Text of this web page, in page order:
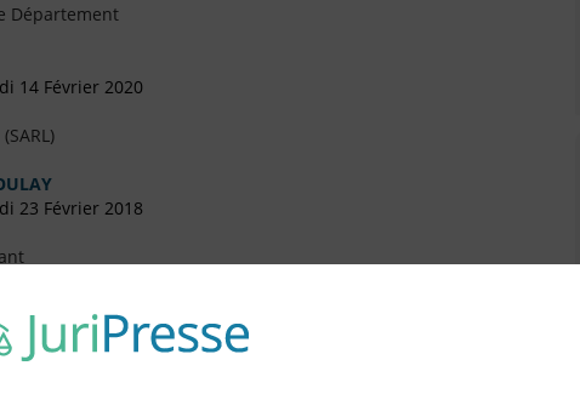
Département
14 Février 2020
23 Février 2018
11 Septembre 2015